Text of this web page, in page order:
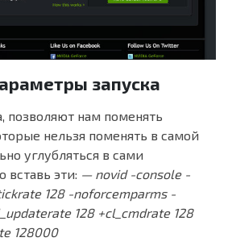
запуска
позволяют нам поменять
нельзя поменять в самой
углубляться в сами
вставь эти: — novid -console -
128 -noforcemparms -
128 +cl_cmdrate 128
128000